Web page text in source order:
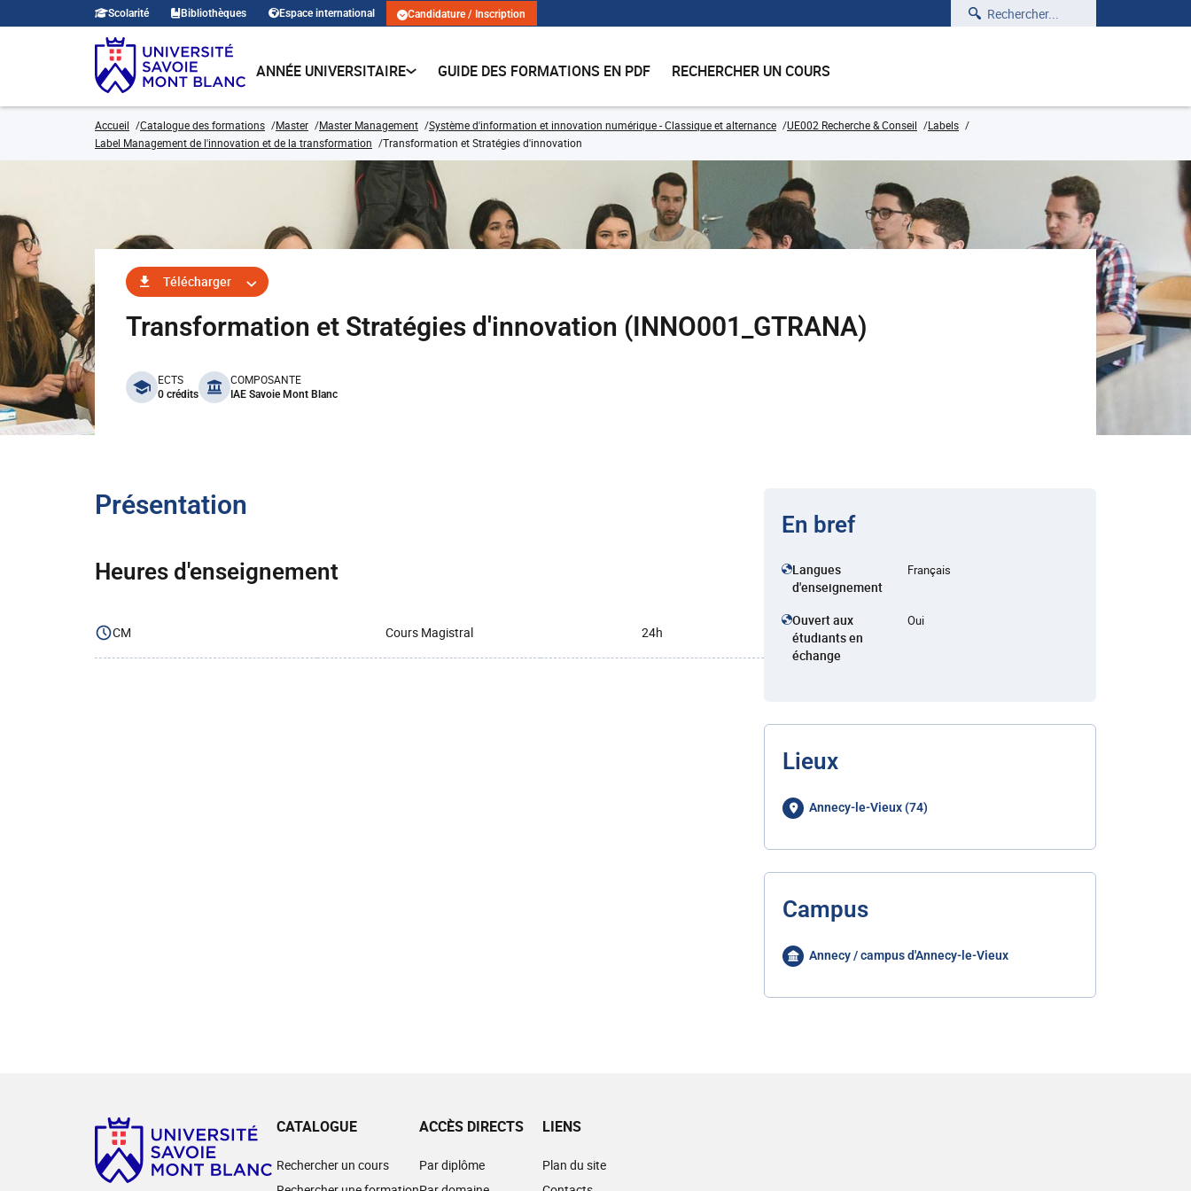
Scolarité Bibliothèques Espace international Candidature / Inscription Rechercher
ANNÉE UNIVERSITAIRE GUIDE DES FORMATIONS EN PDF RECHERCHER UN COURS
Accueil Catalogue des formations Master Master Management Système d'information et innovation numérique - Classique et alternance UE002 Recherche & Conseil
Labels
Label Management de l'innovation et de la transformation
Transformation et Stratégies d'innovation
Télécharger
Transformation et Stratégies d'innovation (INNO001_GTRANA)
benefits
ECTS
0 crédits
COMPOSANTE
IAE Savoie Mont Blanc
Présentation
Heures d'enseignement
CM Cours Magistral 24h
En bref
Langues
d'enseignement
Français
Ouvert aux
étudiants en
échange
Oui
Lieux
Annecy-le-Vieux (74)
Campus
Annecy / campus d'Annecy-le-Vieux
CATALOGUE
Rechercher un cours
ACCÈS DIRECTS
Par diplôme
LIENS
Plan du site